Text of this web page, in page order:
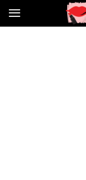
Studioniezapominajka.pl